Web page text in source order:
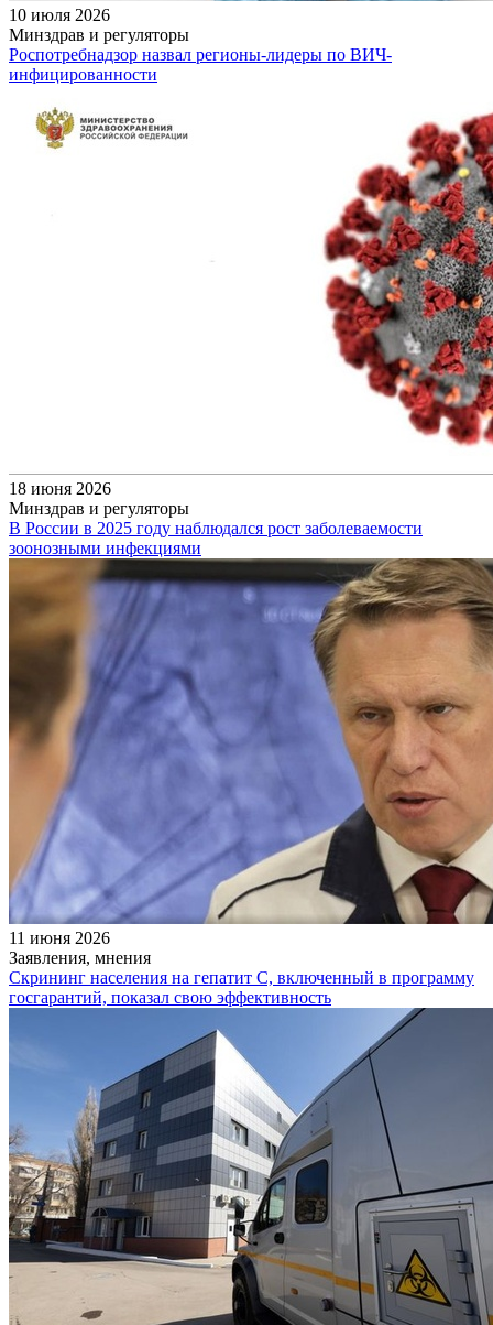
10 июля 2026
Минздрав и регуляторы
Роспотребнадзор назвал регионы-лидеры по ВИЧ-
инфицированности
18 июня 2026
Минздрав и регуляторы
В России в 2025 году наблюдался рост заболеваемости
зоонозными инфекциями
11 июня 2026
Заявления, мнения
Скрининг населения на гепатит С, включенный в программу
госгарантий, показал свою эффективность